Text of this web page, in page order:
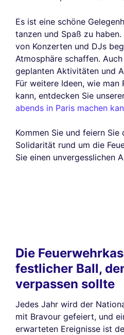
Es ist eine schöne
tanzen und Spaß zu
von Konzerten und DJs
Atmosphäre schaffen.
geplanten Aktivitäten und
Für weitere Ideen, wie man
kann, entdecken Sie
abends in Paris machen
Kommen Sie und feiern Sie
Solidarität rund um die
Sie einen unvergesslichen
Die
festlicher Ball,
verpassen sollte
Jedes Jahr wird der
mit Bravour gefeiert, und
erwarteten Ereignisse ist